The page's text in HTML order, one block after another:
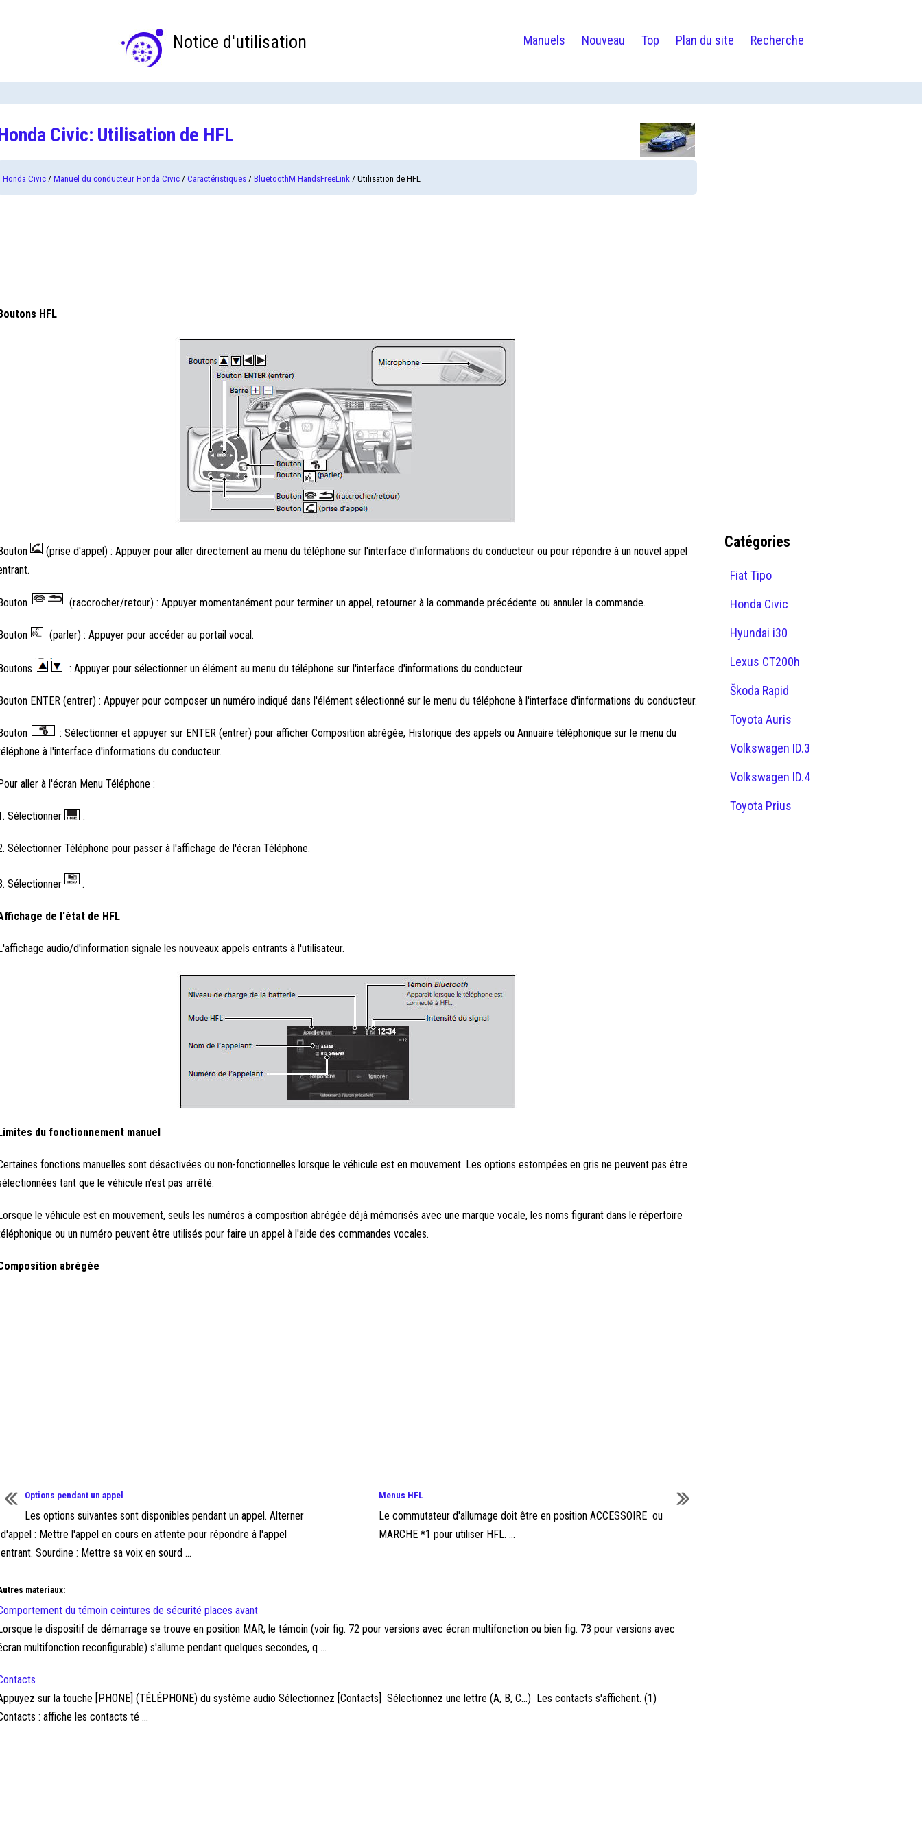
Notice d'utilisation Manuels Nouveau Top Plan du site Recherche
Civic: Utilisation de HFL
Honda Civic / Manuel du conducteur Honda Civic / Caractéristiques / BluetoothM HandsFreeLink / Utilisation de HFL
HFL
(prise d'appel) : Appuyer pour aller directement au menu du téléphone sur l'interface d'informations du conducteur ou pour répondre à un nouvel appel
(raccrocher/retour) : Appuyer momentanément pour terminer un appel, retourner à la commande précédente ou annuler la commande.
(parler) : Appuyer pour accéder au portail vocal.
: Appuyer pour sélectionner un élément au menu du téléphone sur l'interface d'informations du conducteur.
ENTER (entrer) : Appuyer pour composer un numéro indiqué dans l'élément sélectionné sur le menu du téléphone à l'interface d'informations du conducteur.
: Sélectionner et appuyer sur ENTER (entrer) pour afficher Composition abrégée, Historique des appels ou Annuaire téléphonique sur le menu du
à l'interface d'informations du conducteur.
aller à l'écran Menu Téléphone :
Sélectionner .
Sélectionner Téléphone pour passer à l'affichage de l'écran Téléphone.
Sélectionner .
de l'état de HFL
audio/d'information signale les nouveaux appels entrants à l'utilisateur.
du fonctionnement manuel
fonctions manuelles sont désactivées ou non-fonctionnelles lorsque le véhicule est en mouvement. Les options estompées en gris ne peuvent pas être
tant que le véhicule n'est pas arrêté.
le véhicule est en mouvement, seuls les numéros à composition abrégée déjà mémorisés avec une marque vocale, les noms figurant dans le répertoire
ou un numéro peuvent être utilisés pour faire un appel à l'aide des commandes vocales.
abrégée
Options pendant un appel
Les options suivantes sont disponibles pendant un appel. Alterner
d'appel : Mettre l'appel en cours en attente pour répondre à l'appel
entrant. Sourdine : Mettre sa voix en sourd ...
Menus HFL
Le commutateur d'allumage doit être en position ACCESSOIRE ou
MARCHE *1 pour utiliser HFL. ...
materiaux:
du témoin ceintures de sécurité places avant
le dispositif de démarrage se trouve en position MAR, le témoin (voir fig. 72 pour versions avec écran multifonction ou bien fig. 73 pour versions avec
multifonction reconfigurable) s'allume pendant quelques secondes, q ...
sur la touche [PHONE] (TÉLÉPHONE) du système audio Sélectionnez [Contacts] Sélectionnez une lettre (A, B, C...) Les contacts s'affichent. (1)
: affiche les contacts té ...
Catégories
Fiat Tipo
Honda Civic
Hyundai i30
Lexus CT200h
Škoda Rapid
Toyota Auris
Volkswagen ID.3
Volkswagen ID.4
Toyota Prius